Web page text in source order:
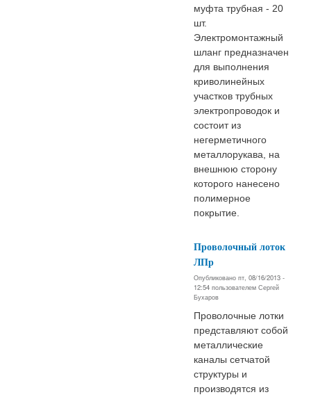
муфта трубная - 20
шт.
Электромонтажный
шланг предназначен
для выполнения
криволинейных
участков трубных
электропроводок и
состоит из
негерметичного
металлорукава, на
внешнюю сторону
которого нанесено
полимерное
покрытие.
Проволочный лоток
ЛПр
Опубликовано пт, 08/16/2013 -
12:54 пользователем Сергей
Бухаров
Проволочные лотки
представляют собой
металлические
каналы сетчатой
структуры и
производятся из